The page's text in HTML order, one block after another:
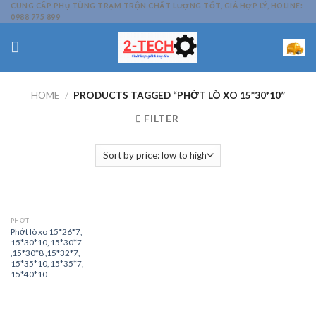
Skip
to
CUNG CẤP PHỤ TÙNG TRẠM TRỘN CHẤT LƯỢNG TỐT, GIÁ HỢP LÝ, HOLINE:
0988 775 899
HOME / PRODUCTS TAGGED “PHỚT LÒ XO 15*30*10”
FILTER
PHỚT
Phớt lò xo 15*26*7,
15*30*10, 15*30*7
,15*30*8 ,15*32*7,
15*35*10, 15*35*7,
15*40*10